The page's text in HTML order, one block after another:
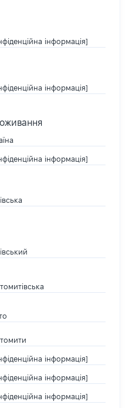
інформація]
інформація]
інформація]
інформація]
інформація]
інформація]